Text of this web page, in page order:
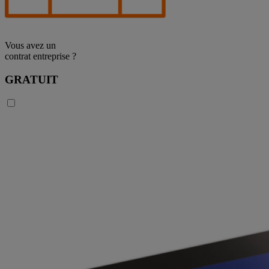
Vous avez un
contrat entreprise ?
GRATUIT